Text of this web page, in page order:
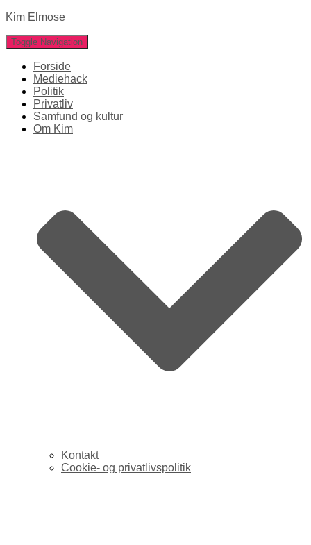
Kim Elmose
Toggle Navigation
Forside
Mediehack
Politik
Privatliv
Samfund og kultur
Om Kim
Kontakt
Cookie- og privatlivspolitik